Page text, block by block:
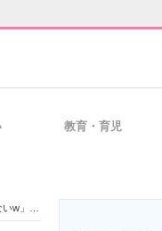
教育・育児
る」